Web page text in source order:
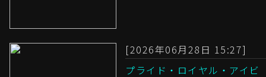
[2026年06月28日 15:27]
プライド・ロイヤル・アイビ